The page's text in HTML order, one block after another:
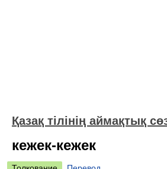
Қазақ тілінің аймақтық
кежек-кежек